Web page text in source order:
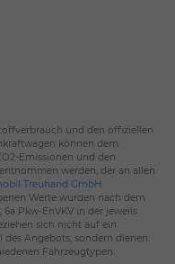
und den offiziellen
können dem
Emissionen und den
werden, der an allen
Treuhand GmbH
Werte wurden nach dem
6a Pkw-EnVKV in der jeweils
sich nicht auf ein
Angebots, sondern dienen
Fahrzeugtypen.